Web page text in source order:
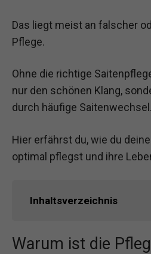
Das liegt meist an falscher
Pflege.
Ohne die richtige
nur den schönen Klang,
durch häufige Saitenwechsel.
Hier erfährst du, wie du
optimal pflegst und ihre
Inhaltsverzeichnis
Warum ist die